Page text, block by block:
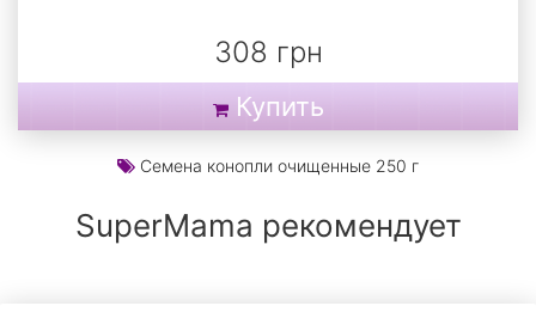
308 грн
Купить
Семена конопли очищенные 250 г
SuperMama рекомендует